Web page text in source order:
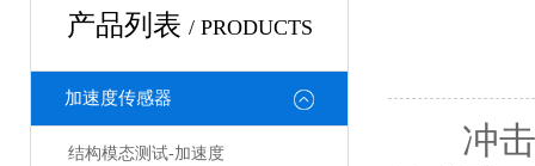
产品列表 / PRODUCTS
加速度传感器
结构模态测试-加速度
冲击